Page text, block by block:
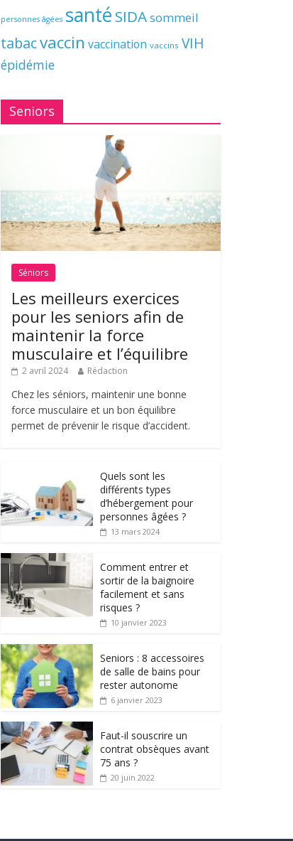
personnes âgées santé SIDAsommeil
tabacvaccin vaccination vaccins VIH
épidémie
Seniors
Séniors
Les meilleurs exercices
pour les seniors afin de
maintenir la force
musculaire et l’équilibre
2 avril 2024 Rédaction
Chez les séniors, maintenir une bonne
force musculaire et un bon équilibre
permet de prévenir le risque d’accident.
Quels sont les
différents types
d’hébergement pour
personnes âgées ?
13 mars 2024
Comment entrer et
sortir de la baignoire
facilement et sans
risques ?
10 janvier 2023
Seniors : 8 accessoires
de salle de bains pour
rester autonome
6 janvier 2023
Faut-il souscrire un
contrat obsèques avant
75 ans ?
20 juin 2022